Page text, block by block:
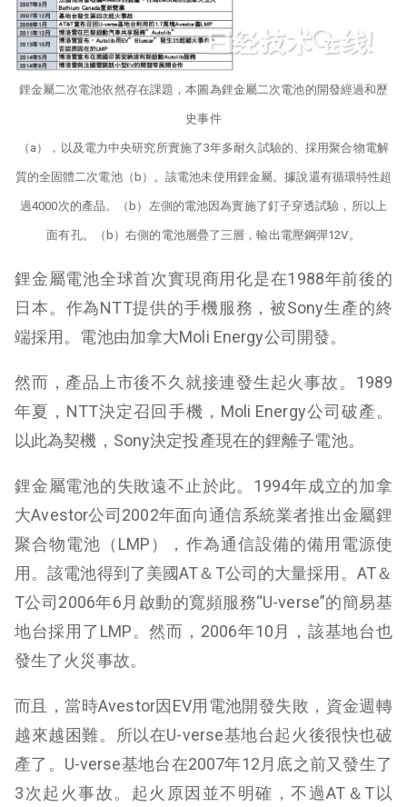
鋰金屬二次電池依然存在課題，本圖為鋰金屬二次電池的開發經過和歷
史事件
（a），以及電力中央研究所實施了3年多耐久試驗的、採用聚合物電解
質的全固體二次電池（b）。該電池未使用鋰金屬。據說還有循環特性超
過4000次的產品。（b）左側的電池因為實施了釘子穿透試驗，所以上
面有孔。（b）右側的電池層疊了三層，輸出電壓鋼彈12V。
鋰金屬電池全球首次實現商用化是在1988年前後的
日本。作為NTT提供的手機服務，被Sony生產的終
端採用。電池由加拿大Moli Energy公司開發。
然而，產品上市後不久就接連發生起火事故。1989
年夏，NTT決定召回手機，Moli Energy公司破產。
以此為契機，Sony決定投產現在的鋰離子電池。
鋰金屬電池的失敗遠不止於此。1994年成立的加拿
大Avestor公司2002年面向通信系統業者推出金屬鋰
聚合物電池（LMP），作為通信設備的備用電源使
用。該電池得到了美國AT＆T公司的大量採用。AT＆
T公司2006年6月啟動的寬頻服務“U-verse”的簡易基
地台採用了LMP。然而，2006年10月，該基地台也
發生了火災事故。
而且，當時Avestor因EV用電池開發失敗，資金週轉
越來越困難。所以在U-verse基地台起火後很快也破
產了。U-verse基地台在2007年12月底之前又發生了
3次起火事故。起火原因並不明確，不過AT＆T以